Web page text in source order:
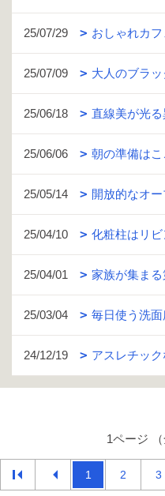
25/07/29 おしゃれカ
25/07/09 大人のブラ
25/06/18 直線美が光
25/06/06 朝の準備はこ
25/05/14 開放的なオ
25/04/10 化粧柱はリ
25/04/01 家族が集ま
25/03/04 毎日使う洗
24/12/19 アスレチッ
1ページ （
1 2 3